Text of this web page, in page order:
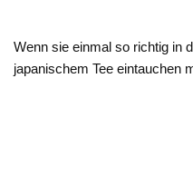
Wenn sie einmal so richtig in
japanischem Tee eintauchen